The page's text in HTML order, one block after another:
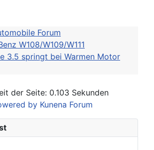
Forum
W108/W109/W111
3.5 springt bei Warmen Motor
der Seite: 0.103 Sekunden
by Kunena Forum